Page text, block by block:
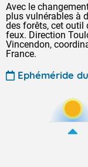
Avec le
plus vulnérables à
des forêts, cet outil
feux. Direction
Vincendon,
France.
Ephéméride